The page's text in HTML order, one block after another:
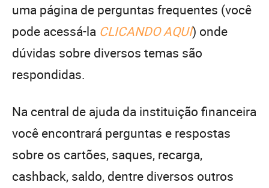
uma página de perguntas frequentes (você
pode acessá-la CLICANDO AQUI) onde
dúvidas sobre diversos temas são
respondidas.
Na central de ajuda da instituição financeira
você encontrará perguntas e respostas
sobre os cartões, saques, recarga,
cashback, saldo, dentre diversos outros